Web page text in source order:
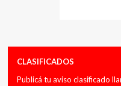
CLASIFICADOS
Publicá tu aviso clasificado